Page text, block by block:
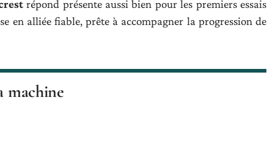
répond présente aussi bien pour les premiers essais
en alliée fiable, prête à accompagner la progression de
machine